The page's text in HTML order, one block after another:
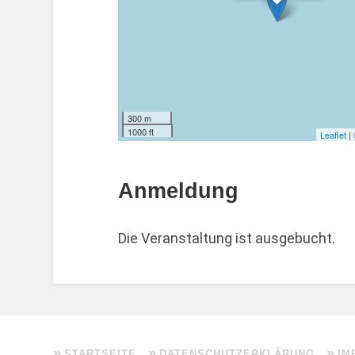
300 m
1000 ft
Leaflet|
Anmeldung
Die Veranstaltung ist ausgebucht.